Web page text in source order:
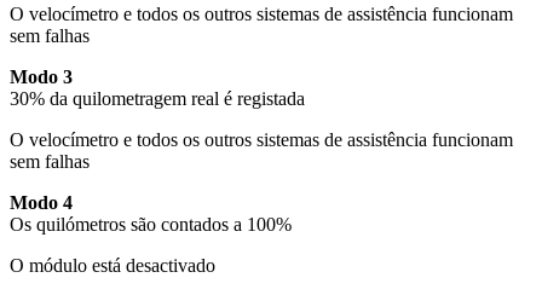
O velocímetro e todos os outros sistemas de assistência funcionam
sem falhas
Modo 3
30% da quilometragem real é registada
O velocímetro e todos os outros sistemas de assistência funcionam
sem falhas
Modo 4
Os quilómetros são contados a 100%
O módulo está desactivado